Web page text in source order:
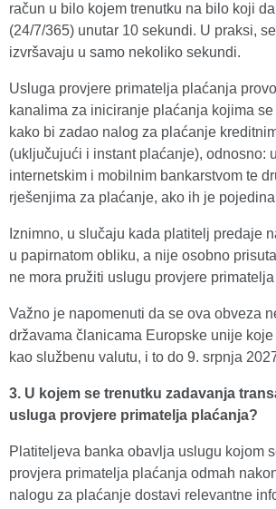
račun u bilo kojem trenutku na bilo koji
(24/7/365) unutar 10 sekundi. U praksi,
izvršavaju u samo nekoliko sekundi.
Usluga provjere primatelja plaćanja
kanalima za iniciranje plaćanja kojima
kako bi zadao nalog za plaćanje
(uključujući i instant plaćanje), odnosno:
internetskim i mobilnim bankarstvom te
rješenjima za plaćanje, ako ih je
Iznimno, u slučaju kada platitelj predaje
u papirnatom obliku, a nije osobno
ne mora pružiti uslugu provjere
Važno je napomenuti da se ova obveza
državama članicama Europske unije
kao službenu valutu, i to do 9. srpnja
3. U kojem se trenutku zadavanja
usluga provjere primatelja plaćanja?
Platiteljeva banka obavlja uslugu kojom
provjera primatelja plaćanja odmah
nalogu za plaćanje dostavi relevantne